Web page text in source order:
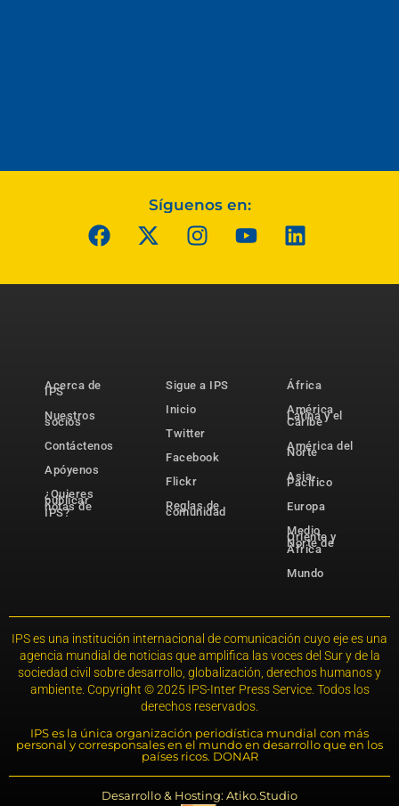
Síguenos en:
Acerca de
IPS
Nuestros
socios
Contáctenos
Apóyenos
¿Quieres
publicar
notas de
IPS?
Sigue a IPS
Inicio
Twitter
Facebook
Flickr
Reglas de
comunidad
África
América
Latina y el
Caribe
América del
Norte
Asia-
Pacífico
Europa
Medio
Oriente y
Norte de
África
Mundo
IPS es una institución internacional de comunicación cuyo eje es una
agencia mundial de noticias que amplifica las voces del Sur y de la
sociedad civil sobre desarrollo, globalización, derechos humanos y
ambiente. Copyright © 2025 IPS-Inter Press Service. Todos los
derechos reservados.
IPS es la única organización periodística mundial con más
personal y corresponsales en el mundo en desarrollo que en los
países ricos. DONAR
Desarrollo & Hosting: Atiko.Studio